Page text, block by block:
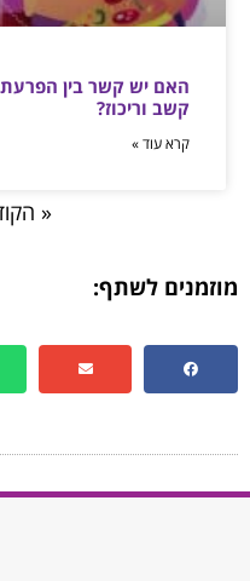
האם יש קשר בין
קשב וריכוז?
קרא עוד »
«
מוזמנים לשתף: